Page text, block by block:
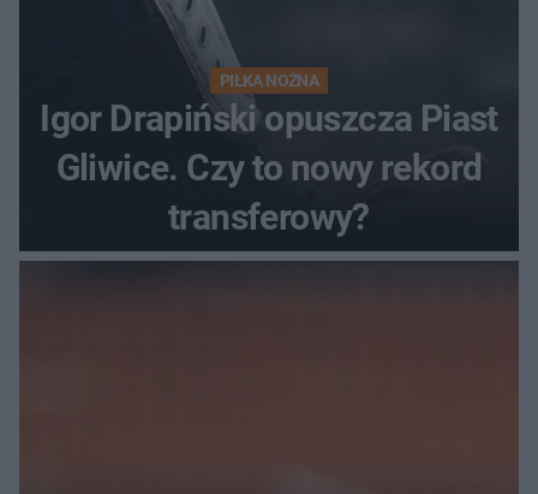
PIŁKA NOŻNA
Igor Drapiński opuszcza Piast
Gliwice. Czy to nowy rekord
transferowy?